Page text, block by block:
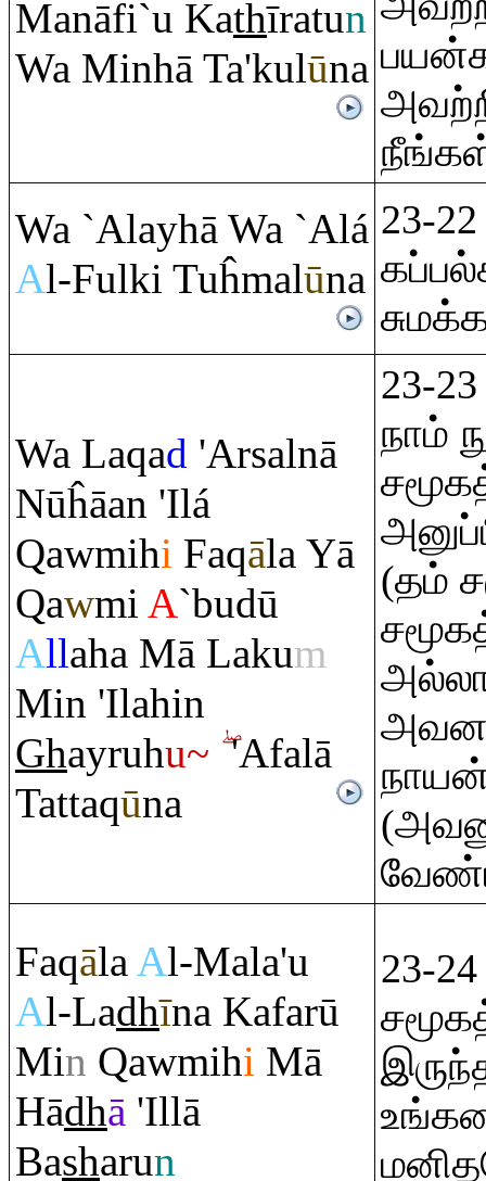
Manāfi`u Kathīratun
Wa Minhā Ta'kulūna
நீங்கள்
Wa `Alayhā Wa `Alá
Al-Fulki Tuĥmalūna
23-
Wa Laqad 'Arsalnā
Nūĥāan 'Ilá
Qawmihi Faqāla Yā
Qawmi A`budū
Allaha Mā Lakum
Min 'Ilahin
Ghayruhu~ 'Afalā
Tattaqūna
23-
நாம்
(தம்
FaqālaAl-Mala'u
Al-Ladhīna Kafarū
Min Qawmihi Mā
Hādhā 'Illā
Basharun
23-